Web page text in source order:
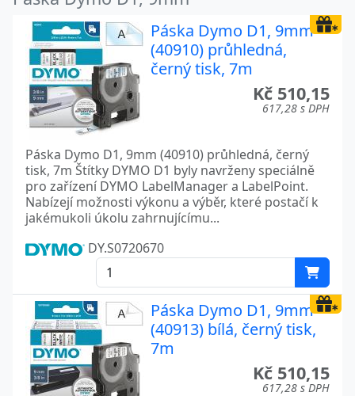
Páska Dymo D1, 9mm
(40910) průhledná,
černý tisk, 7m
Kč 510,15
617,28 s DPH
Páska Dymo D1, 9mm (40910) průhledná, černý
tisk, 7m Štítky DYMO D1 byly navrženy speciálně
pro zařízení DYMO LabelManager a LabelPoint.
Nabízejí možnosti výkonu a výběr, které postačí k
jakémukoli úkolu zahrnujícímu...
DY.S0720670
Páska Dymo D1, 9mm
(40913) bílá, černý tisk,
7m
Kč 510,15
617,28 s DPH